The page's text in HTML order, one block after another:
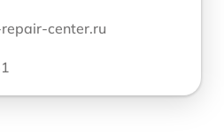
center.ru